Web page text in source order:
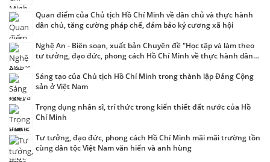
Quan điểm của Chủ tịch Hồ Chí Minh về dân chủ và thực hành
dân chủ, tăng cường pháp chế, đảm bảo kỷ cương xã hội
Nghệ An - Biên soạn, xuất bản Chuyên đề "Học tập và làm theo
tư tưởng, đạo đức, phong cách Hồ Chí Minh về thực hành dân
Sáng tạo của Chủ tịch Hồ Chí Minh trong thành lập Đảng Cộng
sản ở Việt Nam
Trọng dụng nhân sĩ, trí thức trong kiến thiết đất nước của Hồ
Chí Minh
Tư tưởng, đạo đức, phong cách Hồ Chí Minh mãi mãi trường tồn
cùng dân tộc Việt Nam văn hiến và anh hùng